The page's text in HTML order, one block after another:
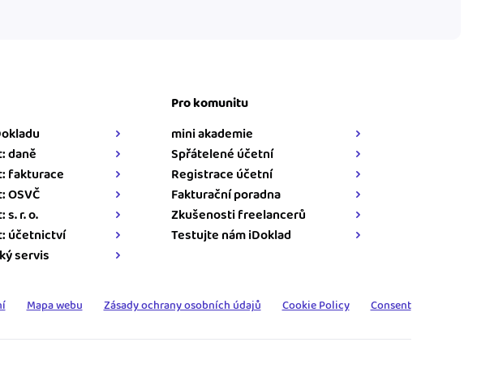
daně
fakturace
OSVČ
s. r. o.
účetnictví
servis
Pro komunitu
mini akademie
Spřátelené účetní
Registrace účetní
Fakturační poradna
Zkušenosti freelancerů
Testujte nám iDoklad
Mapa webu Zásady ochrany osobních údajů Cookie Policy Consent